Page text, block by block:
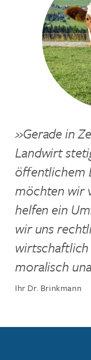
»Gerade in
Landwirt
öffentlichem
möchten wir
helfen ein
wir uns
moralisch
Ihr Dr. Brinkmann